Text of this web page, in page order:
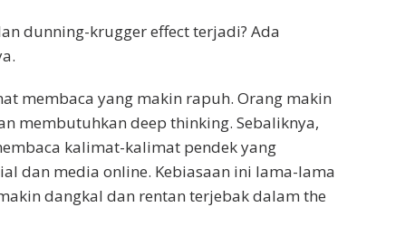
dunning-krugger effect terjadi? Ada
membaca yang makin rapuh. Orang makin
membutuhkan deep thinking. Sebaliknya,
kalimat-kalimat pendek yang
dan media online. Kebiasaan ini lama-lama
dangkal dan rentan terjebak dalam the